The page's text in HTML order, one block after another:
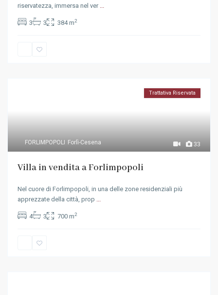
riservatezza, immersa nel ver ...
3 3 384 m2
33
FORLIMPOPOLI Forlì-Cesena
Trattativa Riservata
Villa in vendita a Forlimpopoli
Nel cuore di Forlimpopoli, in una delle zone residenziali più
apprezzate della città, prop ...
4 3 700 m2